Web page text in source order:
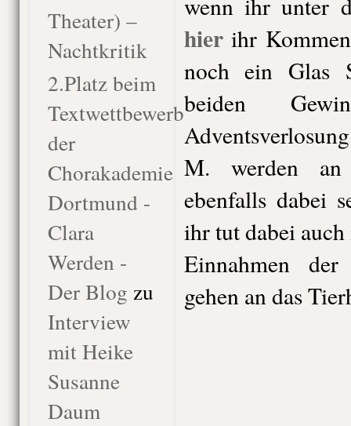
Theater) –
Nachtkritik
2.Platz beim
Textwettbewerb
der
Chorakademie
Dortmund -
Clara
Werden -
Der Blog zu
Interview
mit Heike
Susanne
Daum
hierihr Kommen
noch ein Glas
beiden
M. werden an
ebenfalls dabei
ihr tut dabei
Einnahmen
gehen an das